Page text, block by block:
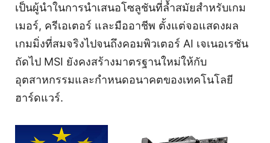
เป็นผู้นำในการนำเสนอโซลูชันที่ล้ำสมัยสำหรับเกม
เมอร์, ครีเอเตอร์ และมืออาชีพ ตั้งแต่จอแสดงผล
เกมมิ่งที่สมจริงไปจนถึงคอมพิวเตอร์ AI เจเนอเรชัน
ถัดไป MSI ยังคงสร้างมาตรฐานใหม่ให้กับ
อุตสาหกรรมและกำหนดอนาคตของเทคโนโลยี
ฮาร์ดแวร์.